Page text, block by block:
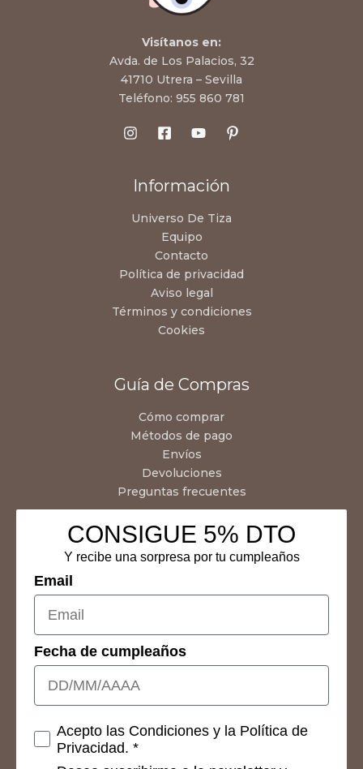
Visítanos en:
Avda. de Los Palacios, 32
41710 Utrera – Sevilla
Teléfono: 955 860 781
Información
Universo De Tiza
Equipo
Contacto
Política de privacidad
Aviso legal
Términos y condiciones
Cookies
Guía de Compras
Cómo comprar
Métodos de pago
Envíos
Devoluciones
Preguntas frecuentes
CONSIGUE 5% DTO
Y recibe una sorpresa por tu cumpleaños
Email
Fecha de cumpleaños
Consetimientos
Acepto las Condiciones y la Política de
Privacidad. *